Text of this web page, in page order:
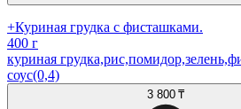
+Куриная грудка с фисташками.
400 г
куриная
соус(0,4)
3 800 ₸